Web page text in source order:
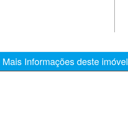
Mais Informações deste imóvel